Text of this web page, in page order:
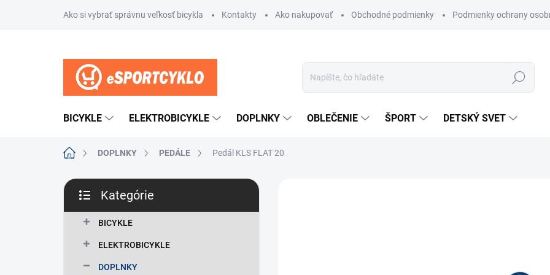
Ako si vybrať správnu veľkosť bicykla Kontakty Ako nakupovať Obchodné podmienky Podmienky ochrany
Hľadať
BICYKLE ELEKTROBICYKLE DOPLNKY OBLEČENIE ŠPORT DETSKÝ SVET
DomovDOPLNKY PEDÁLE Pedál KLS FLAT 20
B
č
kategórie
Kategórie
BICYKLE
ELEKTROBICYKLE
DOPLNKY